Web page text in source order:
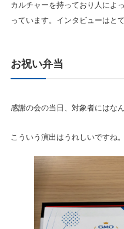
カルチャーを持っており人によ
っています。インタビューはと
お祝い弁当
感謝の会の当日、対象者にはな
こういう演出はうれしいですね